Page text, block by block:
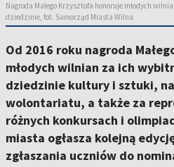
Nagroda Małego Krzysztofa honoruje młodych
dziedzinie, fot. Samorząd Miasta Wilna
Od 2016 roku nagroda
młodych wilnian za ich
dziedzinie kultury i sztuki,
wolontariatu, a także za
różnych konkursach i
miasta ogłasza kolejną
zgłaszania uczniów do